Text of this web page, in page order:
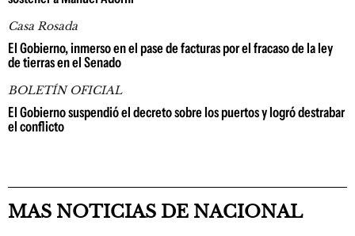
Casa Rosada
El Gobierno, inmerso en el pase de facturas por el fracaso de la ley
de tierras en el Senado
BOLETÍN OFICIAL
El Gobierno suspendió el decreto sobre los puertos y logró destrabar
el conflicto
MAS NOTICIAS DE NACIONAL